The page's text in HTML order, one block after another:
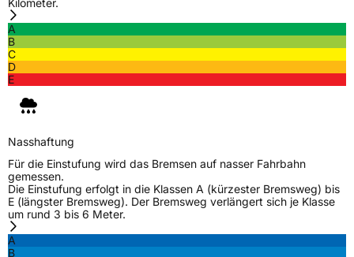
Rollgeräusch (Klasse)
3PMSF / Schneeflockensymbol / Alpine-Symbol
EPREL ID476525
Allgemeine Produktsicherheit (GPSR)
HerstellerkontaktPrinx Chengshan Tire Europe GmbH, Berliner
Allee 47 64295 Darmstadt Deutschland,
info@prinx.eu
A
B
C
D
E
Nasshaftung
Für die Einstufung wird das Bremsen auf nasser Fahrbahn
gemessen.
Die Einstufung erfolgt in die Klassen A (kürzester Bremsweg) bis
E (längster Bremsweg). Der Bremsweg verlängert sich je Klasse
um rund 3 bis 6 Meter.
A
B